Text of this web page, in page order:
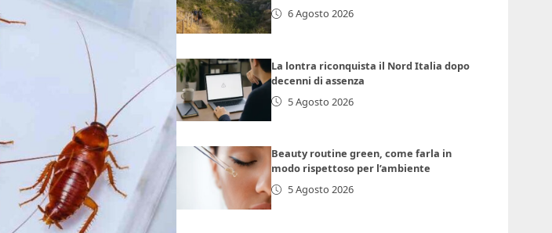
6 Agosto 2026
La lontra riconquista il Nord Italia dopo
decenni di assenza
5 Agosto 2026
Beauty routine green, come farla in
modo rispettoso per l’ambiente
5 Agosto 2026